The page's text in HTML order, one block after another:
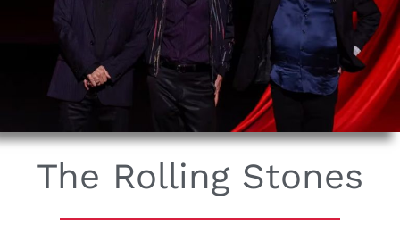
The Rolling Stones